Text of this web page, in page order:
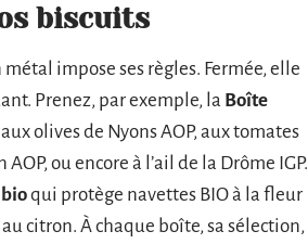
biscuits
impose ses règles. Fermée, elle
Prenez, par exemple, la Boîte
olives de Nyons AOP, aux tomates
ou encore à l’ail de la Drôme IGP.
qui protège navettes BIO à la fleur
citron. À chaque boîte, sa sélection,